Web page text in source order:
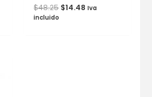
$48.25 $14.48 Iva
incluido